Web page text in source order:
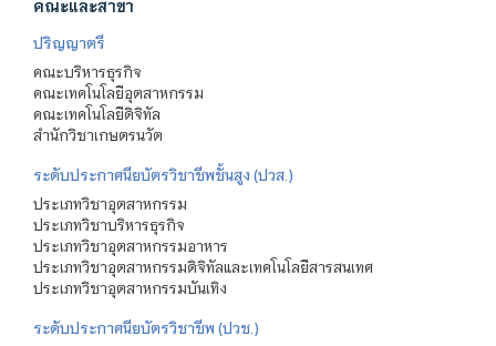
คณะและสาขา
ปริญญาตรี
คณะบริหารธุรกิจ
คณะเทคโนโลยีอุตสาหกรรม
คณะเทคโนโลยีดิจิทัล
สำนักวิชาเกษตรนวัต
ระดับประกาศนียบัตรวิชาชีพชั้นสูง (ปวส.)
ประเภทวิชาอุตสาหกรรม
ประเภทวิชาบริหารธุรกิจ
ประเภทวิชาอุตสาหกรรมอาหาร
ประเภทวิชาอุตสาหกรรมดิจิทัลและเทคโนโลยีสารสนเทศ
ประเภทวิชาอุตสาหกรรมบันเทิง
ระดับประกาศนียบัตรวิชาชีพ (ปวช.)